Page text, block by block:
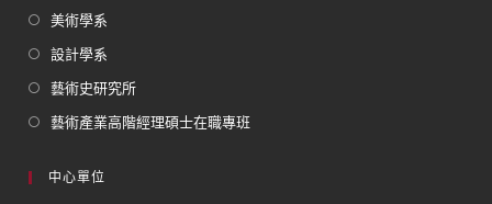
美術學系
設計學系
藝術史研究所
藝術產業高階經理碩士在職專班
中心單位